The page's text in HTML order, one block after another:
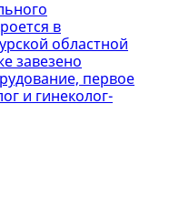
в
областной
завезено
первое
и гинеколог-